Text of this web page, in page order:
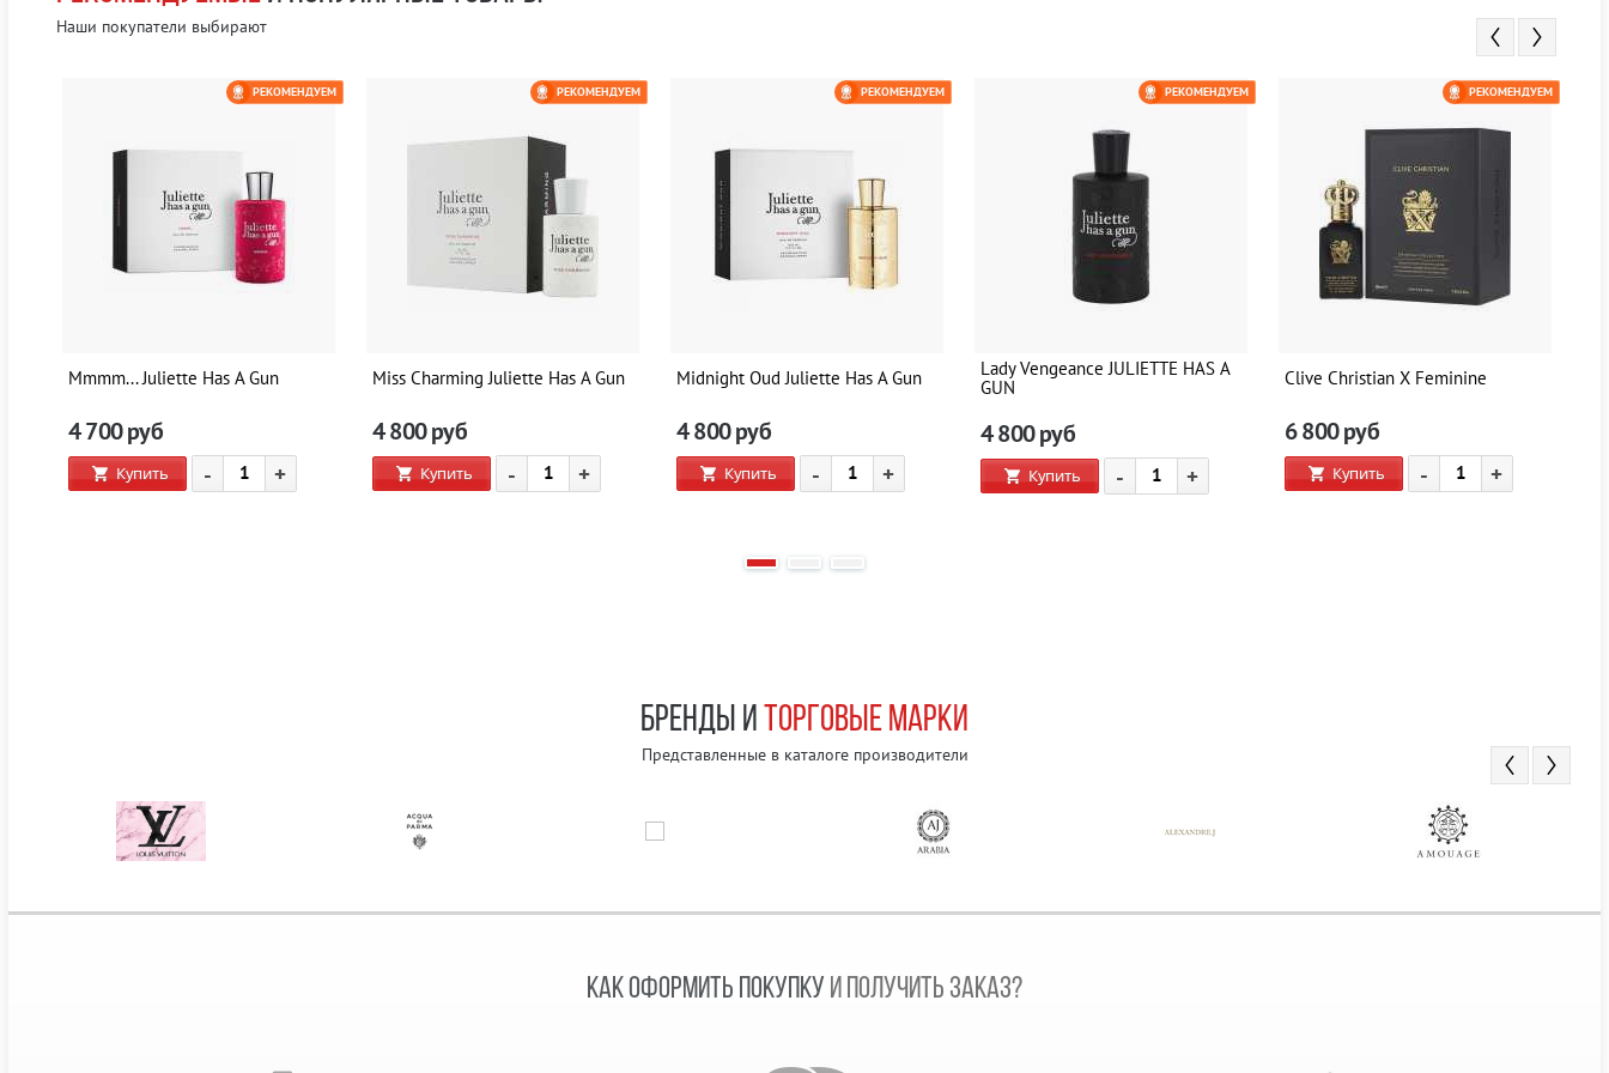
Наши покупатели выбирают
Mmmm... Juliette Has A Gun
4 700руб
Купить - +
РЕКОМЕНДУЕМ
Miss Charming Juliette Has A Gun
4 800руб
Купить - +
РЕКОМЕНДУЕМ
Midnight Oud Juliette Has A Gun
4 800руб
Купить - +
РЕКОМЕНДУЕМ
Lady Vengeance JULIETTE HAS A
GUN
4 800руб
Купить - +
РЕКОМЕНДУЕМ
Clive Christian X Feminine
6 800руб
Купить - +
РЕКОМЕНДУЕМ
БРЕНДЫ И ТОРГОВЫЕ МАРКИ
Представленные в каталоге производители
КАК ОФОРМИТЬ ПОКУПКУ И ПОЛУЧИТЬ ЗАКАЗ?